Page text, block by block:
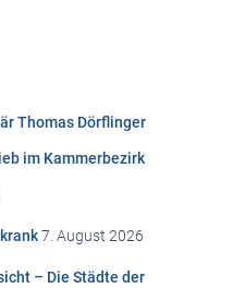
Thomas Dörflinger
im Kammerbezirk
7. August 2026
– Die Städte der